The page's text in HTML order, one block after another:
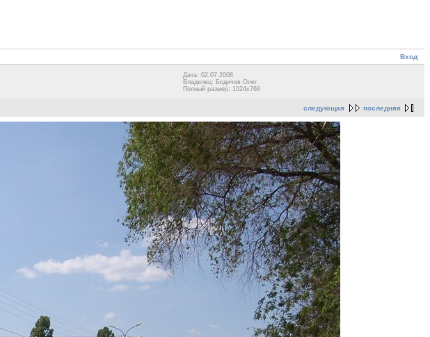
Вход
Дата: 02.07.2008
Владелец: Бодичев Олег
Полный размер: 1024x768
следующая последняя